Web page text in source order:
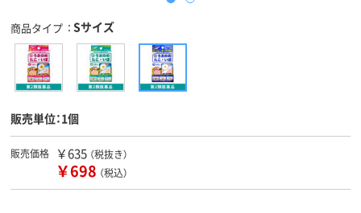
商品タイプ Sサイズ
販売単位：1個
販売価格 ￥635 （税抜き）
￥698 （税込）